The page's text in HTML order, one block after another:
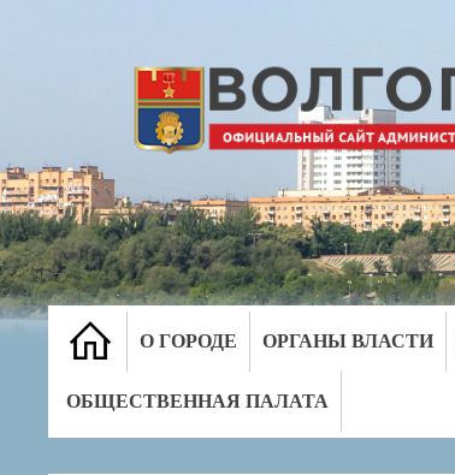
О ГОРОДЕ ОРГАНЫ ВЛАСТИ
ОБЩЕСТВЕННАЯ ПАЛАТА